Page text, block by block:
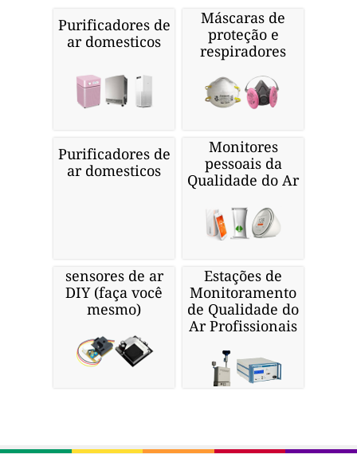
Purificadores de
ar domesticos
Máscaras de
proteção e
respiradores
Purificadores de
ar domesticos
Monitores
pessoais da
Qualidade do Ar
sensores de ar
DIY (faça você
mesmo)
Estações de
Monitoramento
de Qualidade do
Ar Profissionais